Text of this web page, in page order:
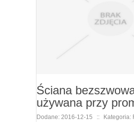
Ściana
używana przy
Dodane: 2016-12-15 ::
Kategoria: